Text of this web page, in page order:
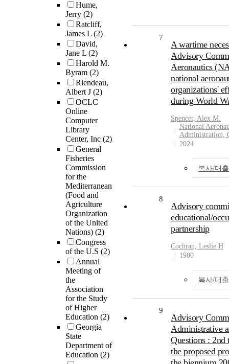
Hume,
Jerry (2)
Ratcliff,
James L (2)
David,
Jane L (2)
Harold M.
Byram (2)
Riendeau,
Albert J (2)
OCLC
Online
Computer
Library
Center, Inc (2)
General
Fisheries
Commission
for the
Mediterranean
(Food and
Agriculture
Organization
of the United
Nations) (2)
Congress
of the U.S (2)
Annual
Meeting of
the
Association
for the Study
of Higher
Education (2)
Georgia
State
Department of
Education (2)
7
A wartime
Advisory
Aeronautics
national
organizations'
during World
Spencer, Alex M.
National
Administration,
2024
복사/대
8
Advisory
educational/
partnership
Cochran, Leslie H
1980
복사/대
9
Advisory
Administrative
Questions : 2nd
the proposed